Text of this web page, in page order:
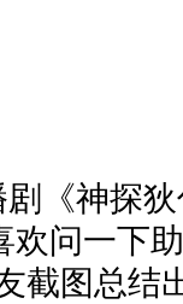
剧《神探
欢问一下
截图总结